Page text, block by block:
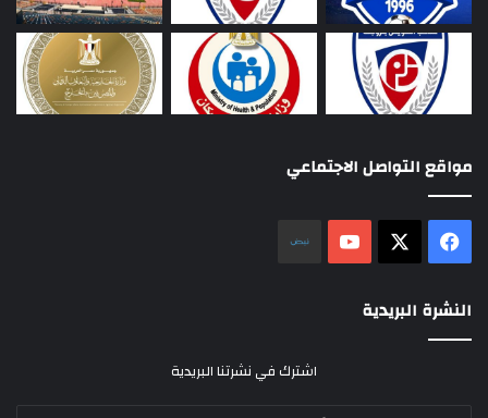
مواقع التواصل الاجتماعي
فيسبوك ‫YouTube
النشرة البريدية
اشترك في نشرتنا البريدية